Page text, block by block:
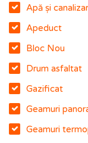
Apă și
Apeduct
Bloc Nou
Drum asfaltat
Gazificat
Geamuri
Geamuri